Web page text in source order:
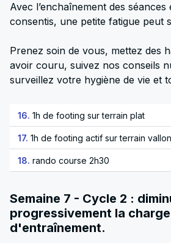
Avec l’enchaînement des
consentis, une petite fatigue peut
Prenez soin de vous, mettez des
avoir couru, suivez nos conseils
surveillez votre hygiène de vie et
16. 1h de footing sur terrain plat
17. 1h de footing actif sur terrain
18. rando course 2h30
Semaine 7 - Cycle 2 :
progressivement la charge
d'entraînement.